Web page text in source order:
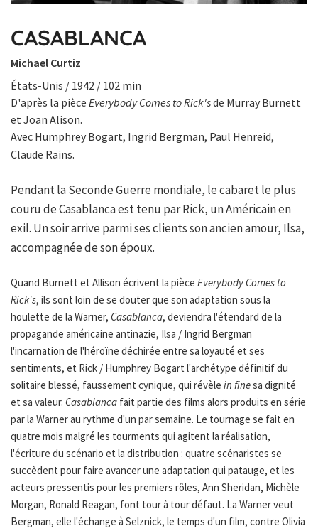
CASABLANCA
Michael Curtiz
États-Unis / 1942 / 102 min
D'après la pièce Everybody Comes to Rick'sde Murray Burnett
et Joan Alison.
Avec Humphrey Bogart, Ingrid Bergman, Paul Henreid,
Claude Rains.
Pendant la Seconde Guerre mondiale, le cabaret le plus
couru de Casablanca est tenu par Rick, un Américain en
exil. Un soir arrive parmi ses clients son ancien amour, Ilsa,
accompagnée de son époux.
Quand Burnett et Allison écrivent la pièce Everybody Comes to
Rick's, ils sont loin de se douter que son adaptation sous la
houlette de la Warner, Casablanca, deviendra l'étendard de la
propagande américaine antinazie, Ilsa / Ingrid Bergman
l'incarnation de l'héroïne déchirée entre sa loyauté et ses
sentiments, et Rick / Humphrey Bogart l'archétype définitif du
solitaire blessé, faussement cynique, qui révèle in finesa dignité
et sa valeur. Casablanca fait partie des films alors produits en série
par la Warner au rythme d'un par semaine. Le tournage se fait en
quatre mois malgré les tourments qui agitent la réalisation,
l'écriture du scénario et la distribution : quatre scénaristes se
succèdent pour faire avancer une adaptation qui patauge, et les
acteurs pressentis pour les premiers rôles, Ann Sheridan, Michèle
Morgan, Ronald Reagan, font tour à tour défaut. La Warner veut
Bergman, elle l'échange à Selznick, le temps d'un film, contre Olivia